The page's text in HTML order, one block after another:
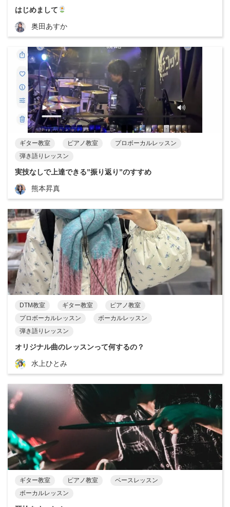
はじめまして
奥田あすか
ギター教室 ピアノ教室
プロボーカルレッスン
弾き語りレッスン
実技なしで上達できる”振り返り”のすすめ
熊本昇真
DTM教室 ギター教室
ピアノ教室
プロボーカルレッスン
ボーカルレッスン
弾き語りレッスン
オリジナル曲のレッスンって何するの？
水上ひとみ
ギター教室 ピアノ教室
ベースレッスン
ボーカルレッスン